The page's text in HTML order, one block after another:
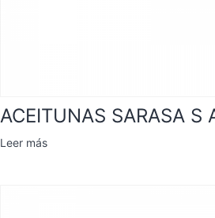
ACEITUNAS SARASA S
Leer más